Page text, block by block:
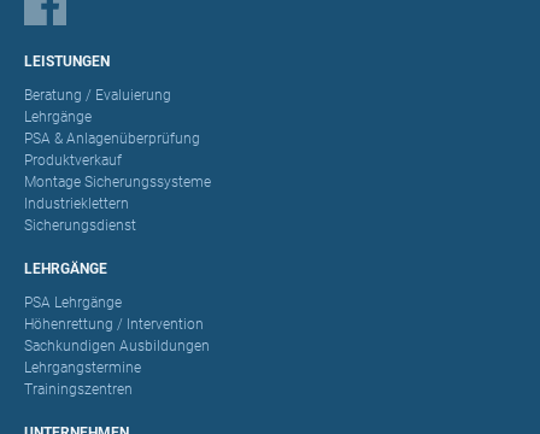
LEISTUNGEN
Beratung / Evaluierung
Lehrgänge
PSA & Anlagenüberprüfung
Produktverkauf
Montage Sicherungssysteme
Industrieklettern
Sicherungsdienst
LEHRGÄNGE
PSA Lehrgänge
Höhenrettung / Intervention
Sachkundigen Ausbildungen
Lehrgangstermine
Trainingszentren